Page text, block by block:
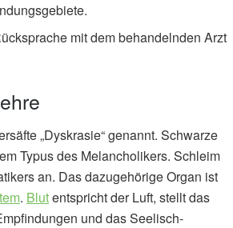
mit dem behandelnden Arzt
„Dyskrasie“ genannt. Schwarze
Typus des Melancholikers. Schleim
an. Das dazugehörige Organ ist
. Blutentspricht der Luft, stellt das
und das Seelisch-